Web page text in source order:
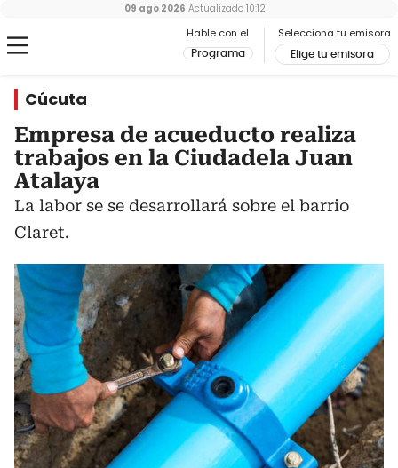
Hable con el
Programa
Selecciona tu emisora
Elige tu emisora
09 ago 2026 Actualizado 10:12
Cúcuta
Empresa de acueducto realiza
trabajos en la Ciudadela Juan
Atalaya
La labor se se desarrollará sobre el barrio
Claret.